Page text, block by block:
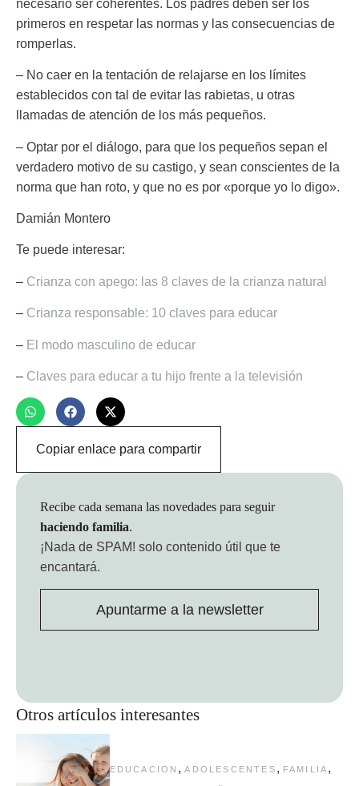
necesario ser coherentes. Los padres deben ser los
primeros en respetar las normas y las consecuencias de
romperlas.
– No caer en la tentación de relajarse en los límites
establecidos con tal de evitar las rabietas, u otras
llamadas de atención de los más pequeños.
– Optar por el diálogo, para que los pequeños sepan el
verdadero motivo de su castigo, y sean conscientes de la
norma que han roto, y que no es por «porque yo lo digo».
Damián Montero
Te puede interesar:
– Crianza con apego: las 8 claves de la crianza natural
– Crianza responsable: 10 claves para educar
– El modo masculino de educar
– Claves para educar a tu hijo frente a la televisión
Copiar enlace para compartir
Otros artículos interesantes
EDUCACION , ADOLESCENTES , FAMILIA ,
Recibe cada semana las novedades para seguir
haciendo familia.
¡Nada de SPAM! solo contenido útil que te
encantará.
Apuntarme a la newsletter